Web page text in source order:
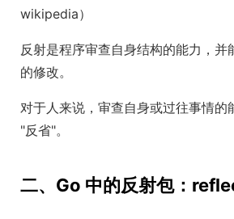
wikipedia）
反射是程序审查自身结构的能力，并
的修改。
对于人来说，审查自身或过往事情的
"反省"。
二、Go 中的反射包：